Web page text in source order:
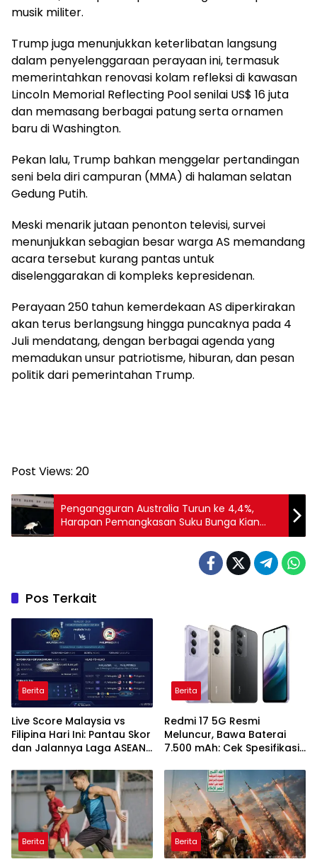
musik militer.
Trump juga menunjukkan keterlibatan langsung
dalam penyelenggaraan perayaan ini, termasuk
memerintahkan renovasi kolam refleksi di kawasan
Lincoln Memorial Reflecting Pool senilai US$ 16 juta
dan memasang berbagai patung serta ornamen
baru di Washington.
Pekan lalu, Trump bahkan menggelar pertandingan
seni bela diri campuran (MMA) di halaman selatan
Gedung Putih.
Meski menarik jutaan penonton televisi, survei
menunjukkan sebagian besar warga AS memandang
acara tersebut kurang pantas untuk
diselenggarakan di kompleks kepresidenan.
Perayaan 250 tahun kemerdekaan AS diperkirakan
akan terus berlangsung hingga puncaknya pada 4
Juli mendatang, dengan berbagai agenda yang
memadukan unsur patriotisme, hiburan, dan pesan
politik dari pemerintahan Trump.
Post Views: 20
Pengangguran Australia Turun ke 4,4%,
Harapan Pemangkasan Suku Bunga Kian
Menipis
Pos Terkait
Berita
Live Score Malaysia vs
Filipina Hari Ini: Pantau Skor
dan Jalannya Laga ASEAN
Berita
Redmi 17 5G Resmi
Meluncur, Bawa Baterai
7.500 mAh: Cek Spesifikasi
Berita Berita